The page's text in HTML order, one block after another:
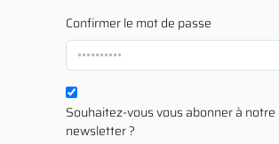
Confirmer le mot de passe
Souhaitez-vous vous abonner à notre
newsletter ?